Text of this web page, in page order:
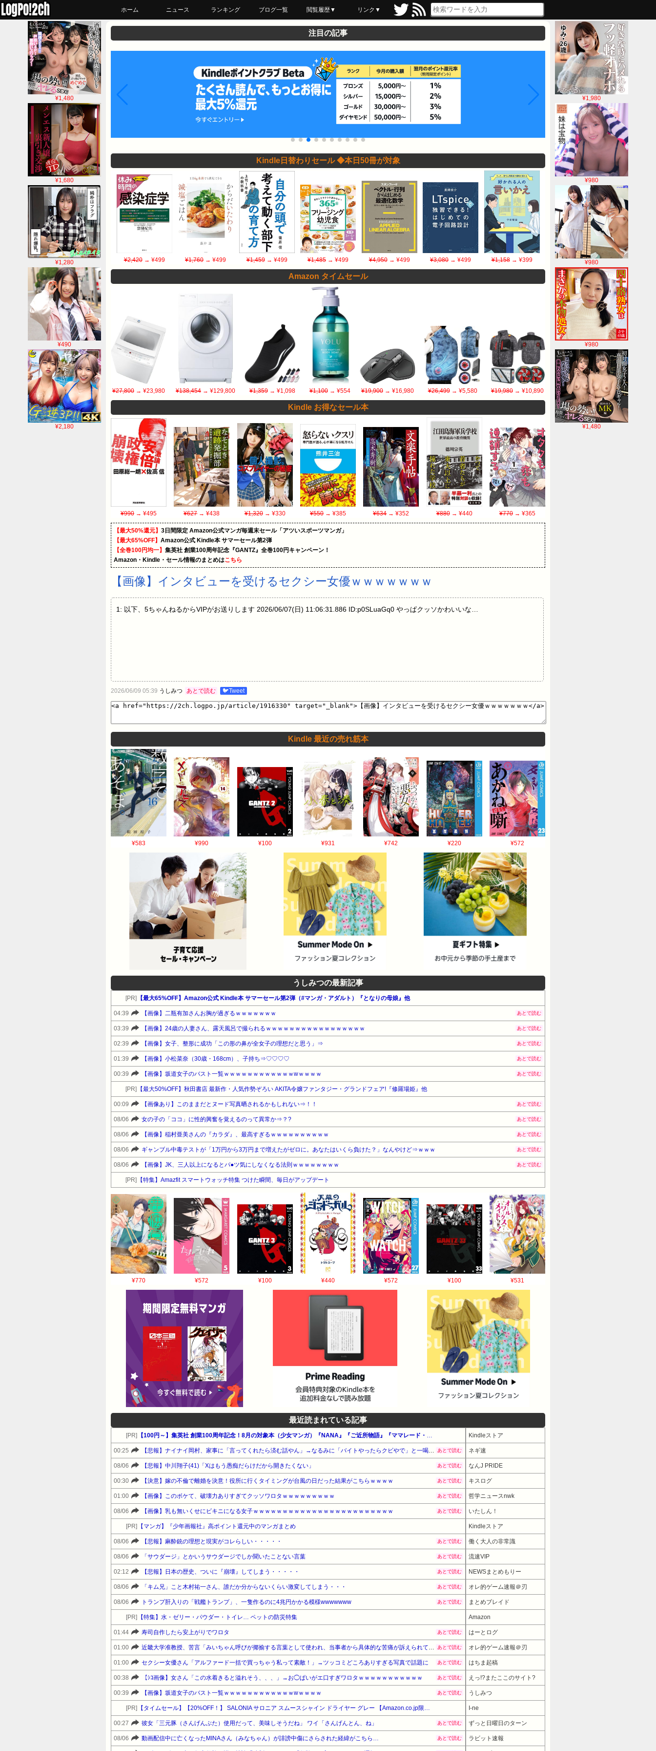
ホーム ニュース ランキング ブログ一覧 閲覧履歴▼
最近読んだ
あとで読む
ブックマーク
リンク▼
¥1,980
¥980
¥980
¥980
¥1,480
¥1,480
¥1,680
¥1,280
¥490
¥2,180
注目の記事
Kindle日替わりセール ◆本日50冊が対象
¥2,420→ ¥499 ¥1,760 → ¥499 ¥1,459→ ¥499 ¥1,485 → ¥499 ¥4,950→ ¥499 ¥3,080 → ¥499 ¥1,158→ ¥399
Amazon タイムセール
¥27,800 → ¥23,980 ¥138,454 → ¥129,800 ¥1,359 → ¥1,098 ¥1,100 → ¥554 ¥19,900 → ¥16,980 ¥26,499→ ¥5,580 ¥19,980 → ¥10,890
Kindle お得なセール本
¥990 → ¥495 ¥627→ ¥438 ¥1,320→ ¥330 ¥550→ ¥385 ¥634→ ¥352 ¥880→ ¥440 ¥770→ ¥365
【最大50%還元】 3日間限定 Amazon公式マンガ毎週末セール「アツいスポーツマンガ」
【最大65%OFF】 Amazon公式 Kindle本 サマーセール第2弾
【全巻100円均一】 集英社 創業100周年記念『GANTZ』全巻100円キャンペーン！
Amazon・Kindle・セール情報のまとめはこちら
【画像】インタビューを受けるセクシー女優ｗｗｗｗｗｗｗ
1: 以下、5ちゃんねるからVIPがお送りします 2026/06/07(日) 11:06:31.886 ID:p0SLuaGq0 やっぱクッソかわいいな…
2026/06/09 05:39 うしみつ あとで読む 🐦Tweet
Kindle 最近の売れ筋本
¥583 ¥990 ¥100 ¥931 ¥742 ¥220 ¥572
うしみつの最新記事
[PR] 【最大65%OFF】Amazon公式 Kindle本 サマーセール第2弾（#マンガ・アダルト）『となりの母娘』他
04:39 【画像】二瓶有加さんお胸が過ぎるｗｗｗｗｗｗｗ あとで読む
03:39 【画像】24歳の人妻さん、露天風呂で撮られるｗｗｗｗｗｗｗｗｗｗｗｗｗｗｗｗｗ あとで読む
02:39 【画像】女子、整形に成功「この形の鼻が全女子の理想だと思う」⇒ あとで読む
01:39 【画像】小松菜奈（30歳・168cm）、子持ち⇒♡♡♡♡ あとで読む
00:39 【画像】坂道女子のバスト一覧ｗｗｗｗｗｗｗｗｗｗｗｗwｗｗｗｗ あとで読む
[PR] 【最大50%OFF】秋田書店 最新作・人気作勢ぞろい AKITA令嬢ファンタジー・グランドフェア!『修羅場姫』他
00:09 【画像あり】このままだとヌード写真晒されるかもしれない⇒！！ あとで読む
08/06 女の子の「ココ」に性的興奮を覚えるのって異常か⇒？? あとで読む
08/06 【画像】稲村亜美さんの『カラダ』、最高すぎるｗｗｗｗｗｗｗｗｗｗ あとで読む
08/06 ギャンブル中毒テストが「1万円から3万円まで増えたがゼロに。あなたはいくら負けた？」なんやけど⇒ｗｗｗ あとで読む
08/06 【画像】JK、三人以上になるとパ●ツ気にしなくなる法則ｗｗｗｗｗｗｗｗ あとで読む
[PR] 【特集】Amazfit スマートウォッチ特集 つけた瞬間、毎日がアップデート
¥770 ¥572 ¥100 ¥440 ¥572 ¥100 ¥531
最近読まれている記事
[PR] 【100円～】集英社 創業100周年記念！8月の対象本（少女マンガ）『NANA』『ご近所物語』『ママレード・ボーイ』他 Kindleストア
00:25 【悲報】ナイナイ岡村、家事に「言ってくれたら済む話やん」→なるみに「バイトやったらクビやで」と一喝され黙り込む あとで読む ネギ速
08/06 【悲報】中川翔子(41)「Xはもう愚痴だらけだから開きたくない」 あとで読む なんJ PRIDE
00:30 【決意】嫁の不倫で離婚を決意！役所に行くタイミングが台風の日だった結果がこちらｗｗｗｗ あとで読む キスログ
01:00 【画像】このボケて、破壊力ありすぎてクッソワロタｗｗｗｗｗｗｗｗｗ あとで読む 哲学ニュースnwk
08/06 【画像】乳も無いくせにビキニになる女子ｗｗｗｗｗｗｗｗｗｗｗｗｗｗｗｗｗｗｗｗｗｗｗｗ あとで読む いたしん！
[PR] 【マンガ】『少年画報社』高ポイント還元中のマンガまとめ Kindleストア
08/06 【悲報】麻酔銃の理想と現実がコレらしい・・・・・ あとで読む 働く大人の非常識
08/06 「サウダージ」とかいうサウダージでしか聞いたことない言葉 あとで読む 流速VIP
02:12 【悲報】日本の歴史、ついに『崩壊』してしまう・・・・・ あとで読む NEWSまとめもりー
08/06 「キム兄」こと木村祐一さん、誰だか分からないくらい激変してしまう・・・ あとで読む オレ的ゲーム速報＠刃
08/06 トランプ肝入りの「戦艦トランプ」、一隻作るのに4兆円かかる模様wwwwwww あとで読む まとめブレイド
[PR] 【特集】水・ゼリー・パウダー・トイレ… ペットの防災特集 Amazon
01:44 寿司自作したら安上がりでワロタ あとで読む はーとログ
01:00 近畿大学准教授、苦言「みいちゃん呼びが揶揄する言葉として使われ、当事者から具体的な苦痛が訴えられている。文化芸術は人を傷つけてもよい。ただし、傷つけ方がある」 あとで読む オレ的ゲーム速報＠刃
01:00 セクシー女優さん「アルファード一括で買っちゃう私って素敵！」→ツッコミどころありすぎる写真で話題に あとで読む はちま起稿
00:38 【ｼｺ画像】女さん「この水着きると溢れそう、、、」→お◯ぱいがエ口すぎワロタｗｗｗｗｗｗｗｗｗｗｗ あとで読む えっ!?またここのサイト?
00:39 【画像】坂道女子のバスト一覧ｗｗｗｗｗｗｗｗｗｗｗｗwｗｗｗｗ あとで読む うしみつ
[PR] 【タイムセール】【20%OFF！】 SALONIA サロニア スムースシャイン ドライヤー グレー 【Amazon.co.jp限定】 → 10500円 （04:30時点）
I-ne
00:27 彼女「三元豚（さんげんぶた）使用だって、美味しそうだね」 ワイ「さんげんとん、ね」 あとで読む ずっと日曜日のターン
08/06 動画配信中に亡くなったMINAさん（みなちゃん）が誹謗中傷にさらされた経緯がこちら… あとで読む ラビット速報